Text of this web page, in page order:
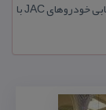
امداد خودرو جك در مشهد | تعمیر تخصصی و عیب‌یابی خودروهای JAC با